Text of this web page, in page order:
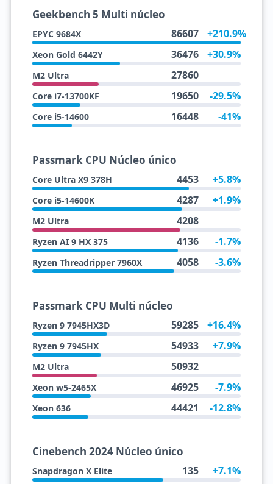
Geekbench 5 Multi núcleo
EPYC 9684X 86607 +210.9%
Xeon Gold 6442Y 36476 +30.9%
M2 Ultra 27860
Core i7-13700KF 19650 -29.5%
Core i5-14600 16448 -41%
Passmark CPU Núcleo único
Core Ultra X9 378H 4453 +5.8%
Core i5-14600K 4287 +1.9%
M2 Ultra 4208
Ryzen AI 9 HX 375 4136 -1.7%
Ryzen Threadripper 7960X 4058 -3.6%
Passmark CPU Multi núcleo
Ryzen 9 7945HX3D 59285 +16.4%
Ryzen 9 7945HX 54933 +7.9%
M2 Ultra 50932
Xeon w5-2465X 46925 -7.9%
Xeon 636 44421 -12.8%
Cinebench 2024 Núcleo único
Snapdragon X Elite 135 +7.1%